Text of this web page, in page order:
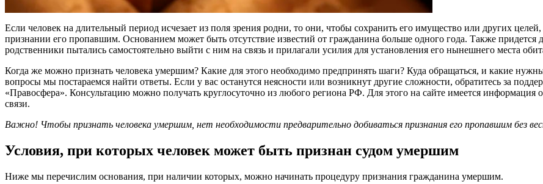
Если человек на длительный период исчезает из поля зрения родни, то они, чтобы сохранить его имущество или других целей,
признании его пропавшим. Основанием может быть отсутствие известий от гражданина больше одного года. Также придется
родственники пытались самостоятельно выйти с ним на связь и прилагали усилия для установления его нынешнего места
Когда же можно признать человека умершим? Какие для этого необходимо предпринять шаги? Куда обращаться, и какие
вопросы мы постараемся найти ответы. Если у вас останутся неясности или возникнут другие сложности, обратитесь за
«Правосфера». Консультацию можно получать круглосуточно из любого региона РФ. Для этого на сайте имеется информация
связи.
Важно! Чтобы признать человека умершим, нет необходимости предварительно добиваться признания его пропавшим без
Условия, при которых человек может быть признан судом умершим
Ниже мы перечислим основания, при наличии которых, можно начинать процедуру признания гражданина умершим.